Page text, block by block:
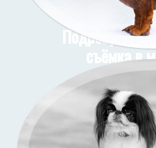
Подрощенные
съёмка в
Съёмка у